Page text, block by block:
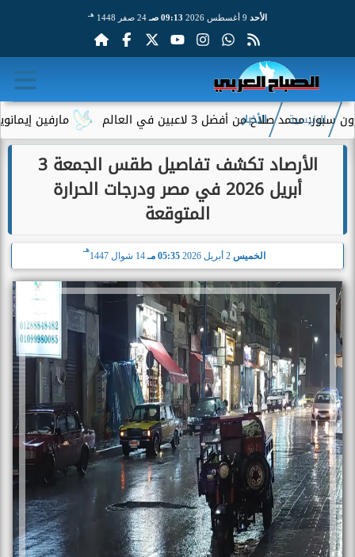
الأحد 09:13 صـ 24 صفر 1448 هـ
مارفين إيمانويل.. أفضل 3 لاعبين في العالم
الرئيسية الأخبار
الأرصاد تكشف تفاصيل طقس الجمعة 3
أبريل 2026 في مصر ودرجات الحرارة
المتوقعة
الخميس 05:35 مـ 14 شوال 1447
هـ